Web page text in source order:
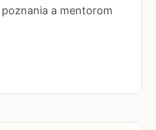
a mentorom